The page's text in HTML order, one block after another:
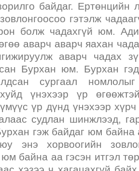
байдаг. Ертөнцийн
гэтэлж
болж чадахгүй юм.
аварч аварч яахан
аварч чадах
Бурхан юм. Бурхан
сургаал
үнэхээр үр
үр дүнд үнэхээр хүрч
судлан шинжлээд,
гэж байдаг юм байна
энэ хорвоогийн
байна аа гэсэн итгэл